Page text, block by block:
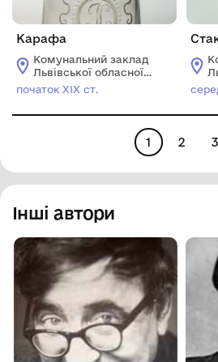
Карафа
Комунальний заклад
Львівської обласної
ради "Львівський
початок ХІХ ст.
1 2 3
Інші автори